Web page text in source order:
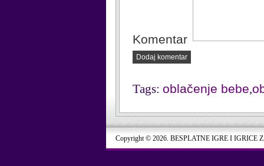
Komentar
Dodaj komentar
Tags: oblačenje bebe,
Copyright © 2026. BESPLATNE IGRE I IGRICE